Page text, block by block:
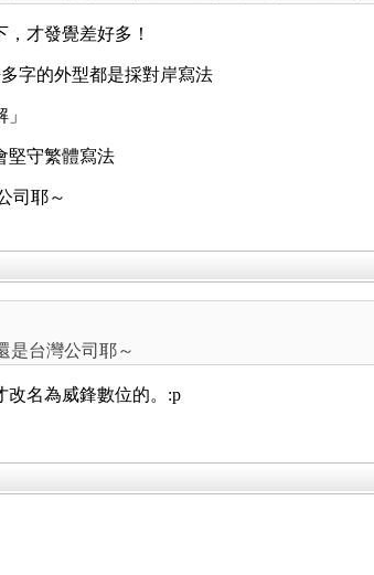
才發覺差好多！
字的外型都是採對岸寫法
堅守繁體寫法
司耶～
是台灣公司耶～
改名為威鋒數位的。:p